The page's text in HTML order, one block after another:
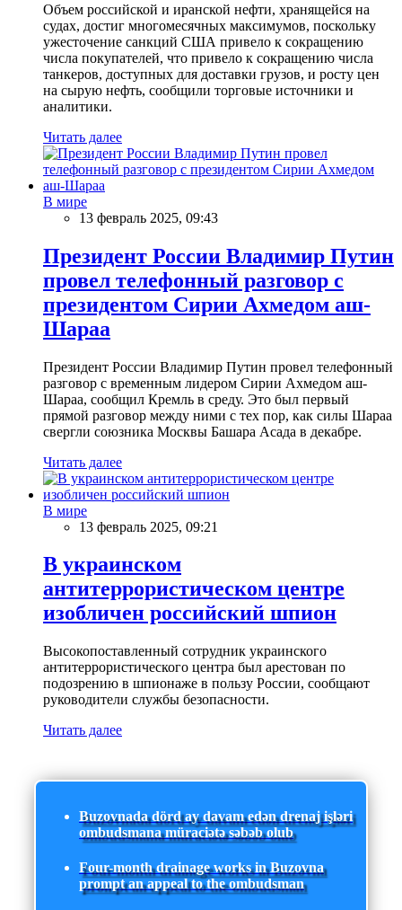
Объем российской и иранской нефти, хранящейся на
судах, достиг многомесячных максимумов, поскольку
ужесточение санкций США привело к сокращению
числа покупателей, что привело к сокращению числа
танкеров, доступных для доставки грузов, и росту цен
на сырую нефть, сообщили торговые источники и
аналитики.
Читать далее
В мире
13 февраль 2025, 09:43
Президент России Владимир Путин
провел телефонный разговор с
президентом Сирии Ахмедом аш-
Шараа
Президент России Владимир Путин провел телефонный
разговор с временным лидером Сирии Ахмедом аш-
Шараа, сообщил Кремль в среду. Это был первый
прямой разговор между ними с тех пор, как силы Шараа
свергли союзника Москвы Башара Асада в декабре.
Читать далее
В мире
13 февраль 2025, 09:21
В украинском
антитеррористическом центре
изобличен российский шпион
Высокопоставленный сотрудник украинского
антитеррористического центра был арестован по
подозрению в шпионаже в пользу России, сообщают
руководители службы безопасности.
Читать далее
Buzovnada dörd ay davam edən drenaj işləri
ombudsmana müraciətə səbəb olub
Four-month drainage works in Buzovna
prompt an appeal to the ombudsman